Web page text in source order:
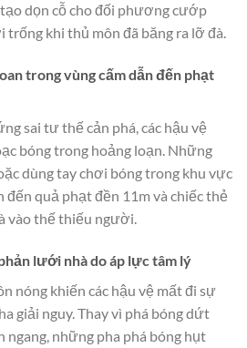
dọn cỗ cho đối phương cướp
trống khi thủ môn đã băng ra lỡ đà.
trong vùng cấm dẫn đến phạt
sai tư thế cản phá, các hậu vệ
bóng trong hoảng loạn. Những
dùng tay chơi bóng trong khu vực
đến quả phạt đền 11m và chiếc thẻ
vào thế thiếu người.
lưới nhà do áp lực tâm lý
nóng khiến các hậu vệ mất đi sự
giải nguy. Thay vì phá bóng dứt
những pha phá bóng hụt